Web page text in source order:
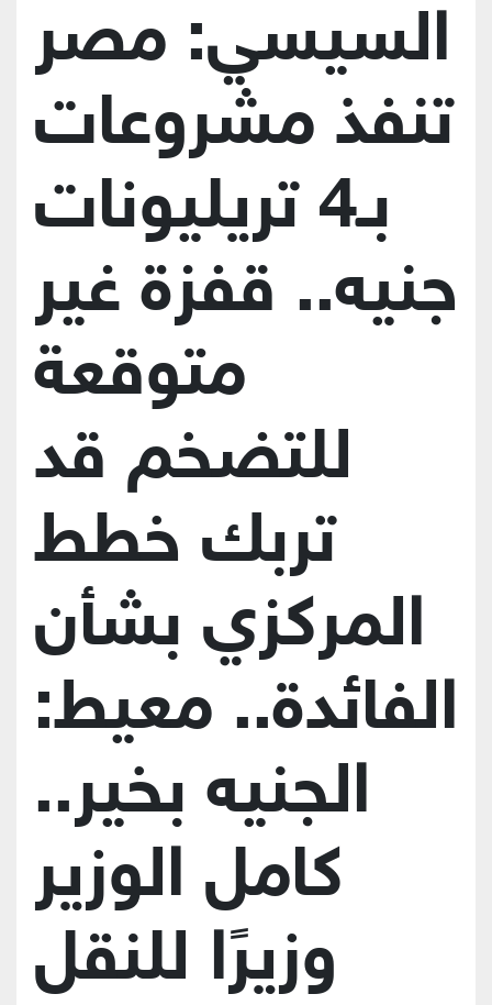
السيسي: مصر
تنفذ مشروعات
بـ4 تريليونات
جنيه.. قفزة غير
متوقعة
للتضخم قد
تربك خطط
المركزي بشأن
الفائدة.. معيط:
الجنيه بخير..
كامل الوزير
وزيرًا للنقل